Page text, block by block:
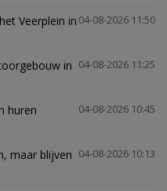
04-08-2026 11:50
Veerplein in
04-08-2026 11:25
in
04-08-2026 10:45
huren
04-08-2026 10:13
maar blijven